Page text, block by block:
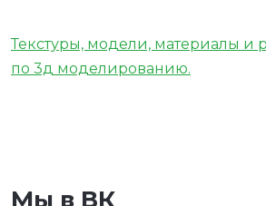
Текстуры, модели, материалы и
по 3д моделированию.
Мы в ВК